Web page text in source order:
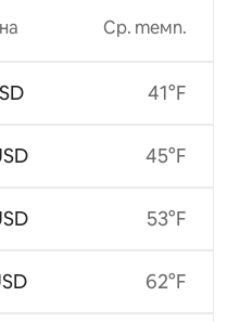
Ср. темп.
41°F
45°F
53°F
62°F